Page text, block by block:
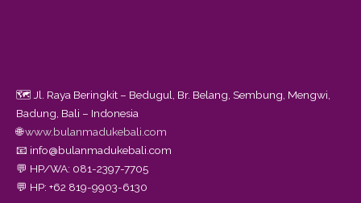
🗺️ Jl. Raya Beringkit – Bedugul, Br. Belang, Sembung, Mengwi,
Badung, Bali – Indonesia
🌐www.bulanmadukebali.com
📧 info@bulanmadukebali.com
💬 HP/WA: 081-2397-7705
💬 HP: +62 819-9903-6130